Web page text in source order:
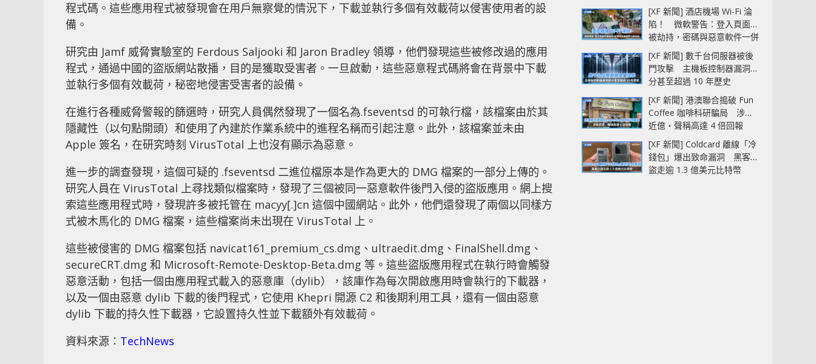
程式碼。這些應用程式被發現會在用戶無察覺的情況下，下載並執行多個有效載荷以侵害使用者的設
備。
研究由 Jamf 威脅實驗室的 Ferdous Saljooki 和 Jaron Bradley 領導，他們發現這些被修改過的應用
程式，通過中國的盜版網站散播，目的是獲取受害者。一旦啟動，這些惡意程式碼將會在背景中下載
並執行多個有效載荷，秘密地侵害受害者的設備。
在進行各種威脅警報的篩選時，研究人員偶然發現了一個名為.fseventsd 的可執行檔，該檔案由於其
隱藏性（以句點開頭）和使用了內建於作業系統中的進程名稱而引起注意。此外，該檔案並未由
Apple 簽名，在研究時刻 VirusTotal 上也沒有顯示為惡意。
進一步的調查發現，這個可疑的 .fseventsd 二進位檔原本是作為更大的 DMG 檔案的一部分上傳的。
研究人員在 VirusTotal 上尋找類似檔案時，發現了三個被同一惡意軟件後門入侵的盜版應用。網上搜
索這些應用程式時，發現許多被托管在 macyy[.]cn 這個中國網站。此外，他們還發現了兩個以同樣方
式被木馬化的 DMG 檔案，這些檔案尚未出現在 VirusTotal 上。
這些被侵害的 DMG 檔案包括 navicat161_premium_cs.dmg、ultraedit.dmg、FinalShell.dmg、
secureCRT.dmg 和 Microsoft-Remote-Desktop-Beta.dmg 等。這些盜版應用程式在執行時會觸發
惡意活動，包括一個由應用程式載入的惡意庫（dylib），該庫作為每次開啟應用時會執行的下載器，
以及一個由惡意 dylib 下載的後門程式，它使用 Khepri 開源 C2 和後期利用工具，還有一個由惡意
dylib 下載的持久性下載器，它設置持久性並下載額外有效載荷。
資料來源： TechNews
[XF 新聞] 酒店機場 Wi-Fi 淪
陷！ 微軟警告：登入頁面可
被劫持，密碼與惡意軟件一併
中招
[XF 新聞] 數千台伺服器被後
門攻擊 主機板控制器漏洞部
分甚至超過 10 年歷史
[XF 新聞] 港澳聯合搗破 Fun
Coffee 咖啡科研騙局 涉款
近億‧聲稱高達 4 倍回報
[XF 新聞] Coldcard 離線「冷
錢包」爆出致命漏洞 黑客已
盜走逾 1.3 億美元比特幣